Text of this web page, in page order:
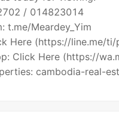
/ 014823014
t.me/Meardey_Yim
Here (https://line.me/
Click Here (https://
cambodia-real-